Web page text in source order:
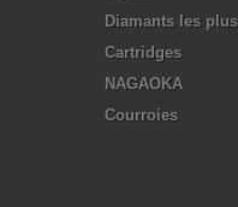
Diamants les
Cartridges
NAGAOKA
Courroies